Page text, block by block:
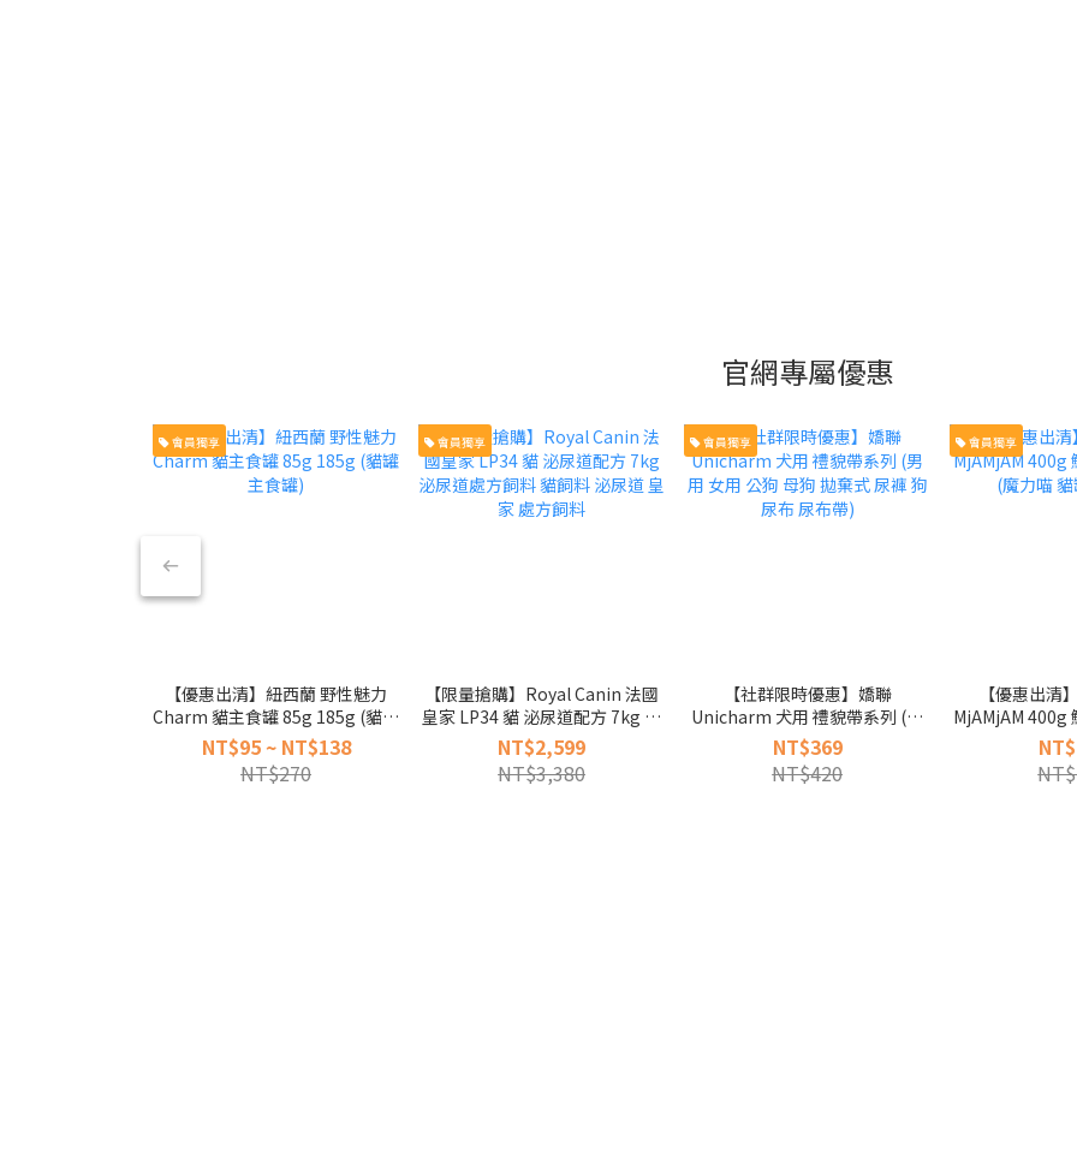
官網專屬優惠
會員獨享
【優惠出清】紐西蘭 野性魅力
Charm 貓主食罐 85g 185g (貓罐
主食罐)
NT$95 ~ NT$138
NT$270
會員獨享
【限量搶購】Royal Canin 法國
皇家 LP34 貓 泌尿道配方 7kg 泌
尿道處方飼料 貓飼料 泌尿道 皇家
處方飼料
NT$2,599
NT$3,380
會員獨享
【社群限時優惠】嬌聯
Unicharm 犬用 禮貌帶系列 (男
用 女用 公狗 母狗 拋棄式 尿褲 狗
尿布 尿布帶)
NT$369
NT$420
會員獨享
【優惠出清
MjAMjAM 400g
(魔力喵